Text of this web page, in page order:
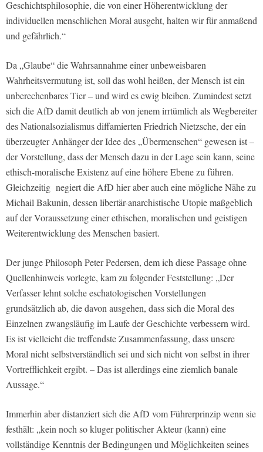
Geschichtsphilosophie, die von einer Höherentwicklung der
individuellen menschlichen Moral ausgeht, halten wir für anmaßend
und gefährlich.“
Da „Glaube“ die Wahrsannahme einer unbeweisbaren
Wahrheitsvermutung ist, soll das wohl heißen, der Mensch ist ein
unberechenbares Tier – und wird es ewig bleiben. Zumindest setzt
sich die AfD damit deutlich ab von jenem irrtümlich als Wegbereiter
des Nationalsozialismus diffamierten Friedrich Nietzsche, der ein
überzeugter Anhänger der Idee des „Übermenschen“ gewesen ist –
der Vorstellung, dass der Mensch dazu in der Lage sein kann, seine
ethisch-moralische Existenz auf eine höhere Ebene zu führen.
Gleichzeitig negiert die AfD hier aber auch eine mögliche Nähe zu
Michail Bakunin, dessen libertär-anarchistische Utopie maßgeblich
auf der Voraussetzung einer ethischen, moralischen und geistigen
Weiterentwicklung des Menschen basiert.
Der junge Philosoph Peter Pedersen, dem ich diese Passage ohne
Quellenhinweis vorlegte, kam zu folgender Feststellung: „Der
Verfasser lehnt solche eschatologischen Vorstellungen
grundsätzlich ab, die davon ausgehen, dass sich die Moral des
Einzelnen zwangsläufig im Laufe der Geschichte verbessern wird.
Es ist vielleicht die treffendste Zusammenfassung, dass unsere
Moral nicht selbstverständlich sei und sich nicht von selbst in ihrer
Vortrefflichkeit ergibt. – Das ist allerdings eine ziemlich banale
Aussage.“
Immerhin aber distanziert sich die AfD vom Führerprinzip wenn sie
festhält: „kein noch so kluger politischer Akteur (kann) eine
vollständige Kenntnis der Bedingungen und Möglichkeiten seines